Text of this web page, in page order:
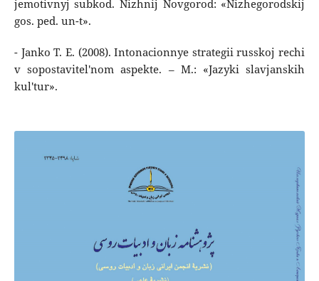
jemotivnyj subkod. Nizhnij Novgorod: «Nizhegorodskij
gos. ped. un-t».
- Janko T. E. (2008). Intonacionnye strategii russkoj rechi
v sopostavitel'nom aspekte. – M.: «Jazyki slavjanskih
kul'tur».